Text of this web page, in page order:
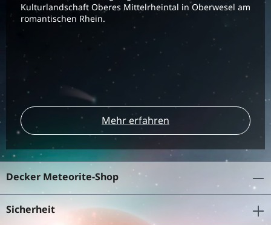
Kulturlandschaft Oberes Mittelrheintal in Oberwesel am
romantischen Rhein.
Mehr erfahren
Decker Meteorite-Shop
Sicherheit